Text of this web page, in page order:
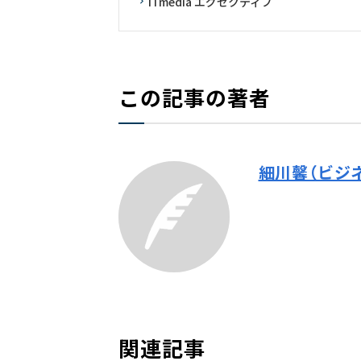
この記事の著者
細川馨（ビジ
関連記事